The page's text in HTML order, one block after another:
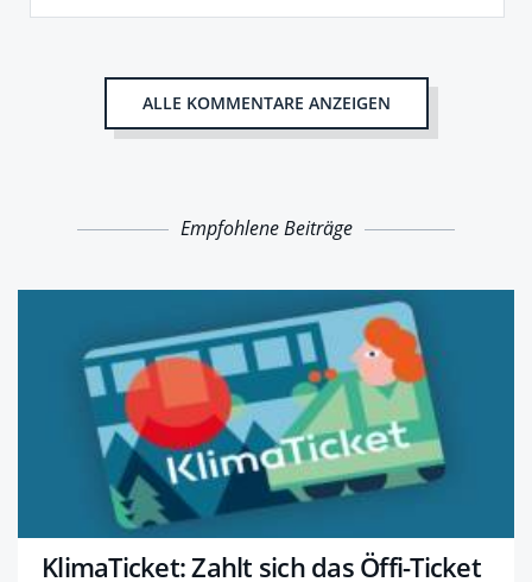
ALLE KOMMENTARE ANZEIGEN
Empfohlene Beiträge
KlimaTicket: Zahlt sich das Öffi-Ticket